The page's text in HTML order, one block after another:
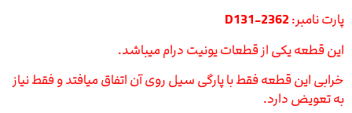
پارت نامبر: D131-2362
این قطعه یکی از قطعات یونیت درام میباشد.
خرابی این قطعه فقط با پارگی سیل روی آن اتفاق میافتد و فقط نیاز
به تعویض دارد.